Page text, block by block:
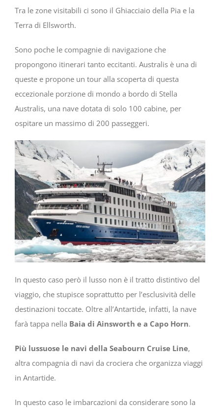
Tra le zone visitabili ci sono il Ghiacciaio della Pia e la
Terra di Ellsworth.
Sono poche le compagnie di navigazione che
propongono itinerari tanto eccitanti. Australis è una di
queste e propone un tour alla scoperta di questa
eccezionale porzione di mondo a bordo di Stella
Australis, una nave dotata di solo 100 cabine, per
ospitare un massimo di 200 passeggeri.
In questo caso però il lusso non è il tratto distintivo del
viaggio, che stupisce soprattutto per l’esclusività delle
destinazioni toccate. Oltre all’Antartide, infatti, la nave
farà tappa nella Baia di Ainsworth e a Capo Horn.
Più lussuose le navi della Seabourn Cruise Line,
altra compagnia di navi da crociera che organizza viaggi
in Antartide.
In questo caso le imbarcazioni da considerare sono la